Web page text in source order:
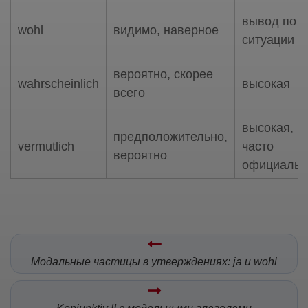
wohl видимо, наверное
вывод по
ситуации
wahrscheinlich
вероятно, скорее
всего
высокая
vermutlich
предположительно,
вероятно
высокая,
часто
Модальные частицы в утверждениях: ja и wohl